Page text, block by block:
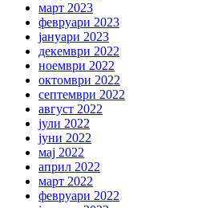
март 2023
февруари 2023
јануари 2023
декември 2022
ноември 2022
октомври 2022
септември 2022
август 2022
јули 2022
јуни 2022
мај 2022
април 2022
март 2022
февруари 2022